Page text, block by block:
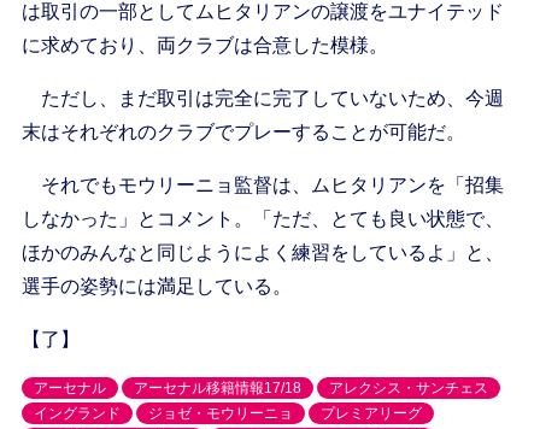
は取引の一部としてムヒタリアンの譲渡をユナイテッド
に求めており、両クラブは合意した模様。
ただし、まだ取引は完全に完了していないため、今週
末はそれぞれのクラブでプレーすることが可能だ。
それでもモウリーニョ監督は、ムヒタリアンを「招集
しなかった」とコメント。「ただ、とても良い状態で、
ほかのみんなと同じようによく練習をしているよ」と、
選手の姿勢には満足している。
【了】
アーセナル アーセナル移籍情報17/18
アレクシス・サンチェス
イングランド
ジョゼ・モウリーニョ
プレミアリーグ